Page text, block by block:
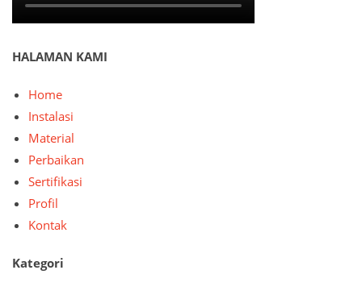
HALAMAN KAMI
Home
Instalasi
Material
Perbaikan
Sertifikasi
Profil
Kontak
Kategori